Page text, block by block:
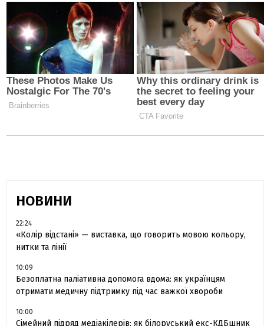
НОВИНИ
22:24
«Колір відстані» — виставка, що говорить мовою кольору,
нитки та лінії
10:09
Безоплатна паліативна допомога вдома: як українцям
отримати медичну підтримку під час важкої хвороби
10:00
Сімейний підряд медіакілерів: як білоруський екс-КДБшник